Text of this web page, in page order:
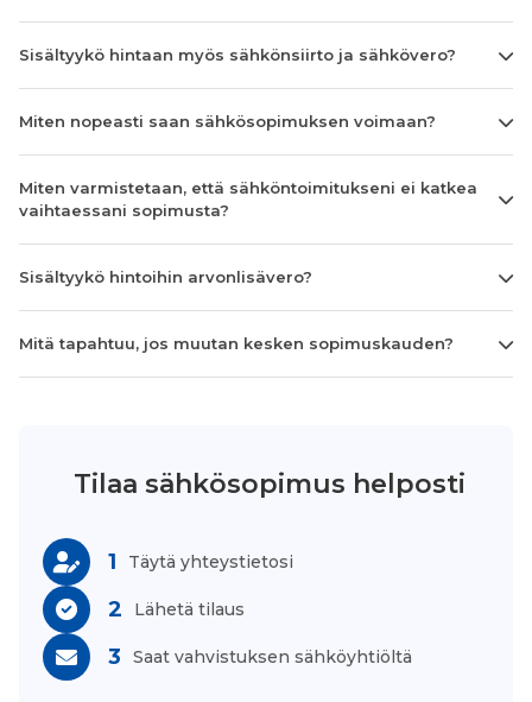
Sisältyykö hintaan myös sähkönsiirto ja sähkövero?
Miten nopeasti saan sähkösopimuksen voimaan?
Miten varmistetaan, että sähköntoimitukseni ei katkea
vaihtaessani sopimusta?
Sisältyykö hintoihin arvonlisävero?
Mitä tapahtuu, jos muutan kesken sopimuskauden?
Tilaa sähkösopimus helposti
1 Täytä yhteystietosi
2 Lähetä tilaus
3 Saat vahvistuksen sähköyhtiöltä